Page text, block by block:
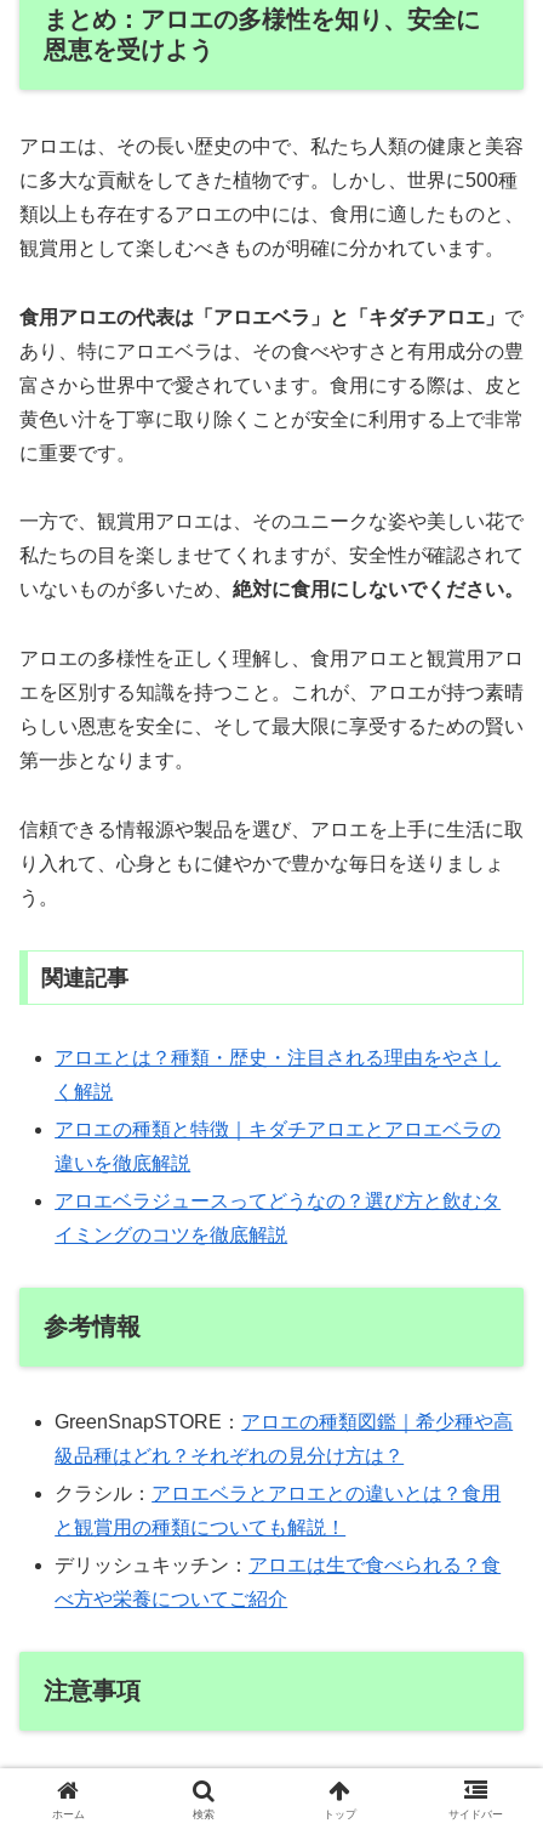
まとめ：アロエの多様性を知り、安全に
恩恵を受けよう
アロエは、その長い歴史の中で、私たち人類の健康と美容
に多大な貢献をしてきた植物です。しかし、世界に500種
類以上も存在するアロエの中には、食用に適したものと、
観賞用として楽しむべきものが明確に分かれています。
食用アロエの代表は「アロエベラ」と「キダチアロエ」 で
あり、特にアロエベラは、その食べやすさと有用成分の豊
富さから世界中で愛されています。食用にする際は、皮と
黄色い汁を丁寧に取り除くことが安全に利用する上で非常
に重要です。
一方で、観賞用アロエは、そのユニークな姿や美しい花で
私たちの目を楽しませてくれますが、安全性が確認されて
いないものが多いため、 絶対に食用にしないでください。
アロエの多様性を正しく理解し、食用アロエと観賞用アロ
エを区別する知識を持つこと。これが、アロエが持つ素晴
らしい恩恵を安全に、そして最大限に享受するための賢い
第一歩となります。
信頼できる情報源や製品を選び、アロエを上手に生活に取
り入れて、心身ともに健やかで豊かな毎日を送りましょ
う。
関連記事
アロエとは？種類・歴史・注目される理由をやさし
く解説
アロエの種類と特徴｜キダチアロエとアロエベラの
違いを徹底解説
アロエベラジュースってどうなの？選び方と飲むタ
イミングのコツを徹底解説
参考情報
GreenSnapSTORE： アロエの種類図鑑｜希少種や高
級品種はどれ？それぞれの見分け方は？
クラシル： アロエベラとアロエとの違いとは？食用
と観賞用の種類についても解説！
デリッシュキッチン： アロエは生で食べられる？食
べ方や栄養についてご紹介
注意事項
本記事は、 一般的な情報
であり、個人の体質や状態
によって結果は異なります。
ホーム 検索 トップ サイドバー